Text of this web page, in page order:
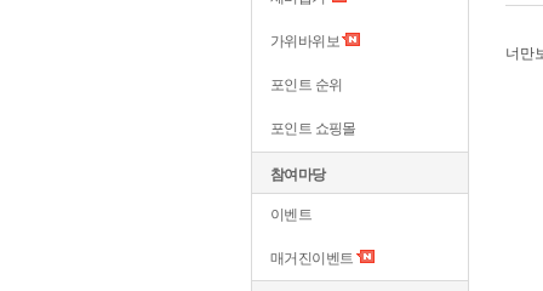
가위바위보
포인트 순위
포인트 쇼핑몰
참여마당
이벤트
매거진이벤트
너만